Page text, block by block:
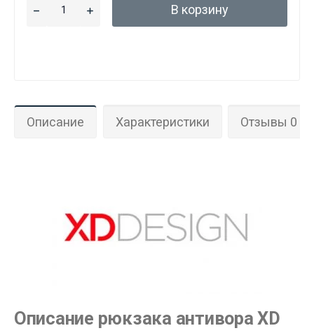
В корзину
Описание Характеристики Отзывы 0
Описание рюкзака антивора XD